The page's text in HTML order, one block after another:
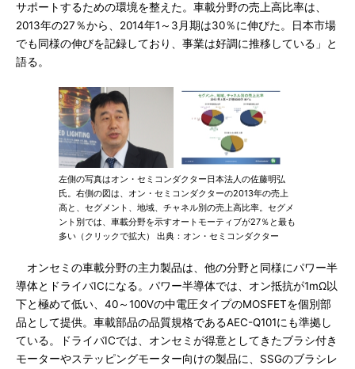
サポートするための環境を整えた。車載分野の売上高比率は、
2013年の27％から、2014年1～3月期は30％に伸びた。日本市場
でも同様の伸びを記録しており、事業は好調に推移している」と
語る。
左側の写真はオン・セミコンダクター日本法人の佐藤明弘
氏。右側の図は、オン・セミコンダクターの2013年の売上
高と、セグメント、地域、チャネル別の売上高比率。セグメ
ント別では、車載分野を示すオートモーティブが27％と最も
多い（クリックで拡大） 出典：オン・セミコンダクター
オンセミの車載分野の主力製品は、他の分野と同様にパワー半
導体とドライバICになる。パワー半導体では、オン抵抗が1mΩ以
下と極めて低い、40～100Vの中電圧タイプのMOSFETを個別部
品として提供。車載部品の品質規格であるAEC-Q101にも準拠し
ている。ドライバICでは、オンセミが得意としてきたブラシ付き
モーターやステッピングモーター向けの製品に、SSGのブラシレ